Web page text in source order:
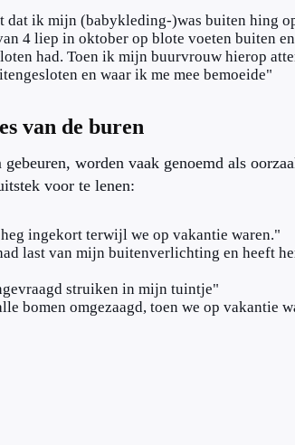
dat ik mijn (babykleding-)was buiten hing
4 liep in oktober op blote voeten buiten
had. Toen ik mijn buurvrouw hierop
en waar ik me mee bemoeide"
van de buren
worden vaak genoemd als
voor te lenen:
ingekort terwijl we op vakantie waren."
last van mijn buitenverlichting en heeft
struiken in mijn tuintje"
bomen omgezaagd, toen we op vakantie